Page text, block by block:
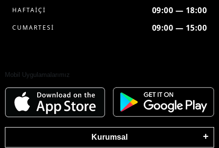
HAFTAİÇİ 09:00 — 18:00
CUMARTESİ 09:00 — 15:00
Mobil Uygulamalarımız
Kurumsal